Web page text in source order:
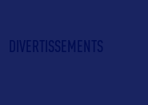
DIVERTISSEMENTS